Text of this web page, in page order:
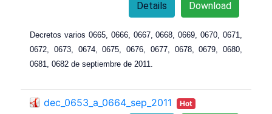
Download
Details
Decretos varios 0665, 0666, 0667, 0668, 0669, 0670, 0671,
0672, 0673, 0674, 0675, 0676, 0677, 0678, 0679, 0680,
0681, 0682 de septiembre de 2011.
dec_0653_a_0664_sep_2011 Hot